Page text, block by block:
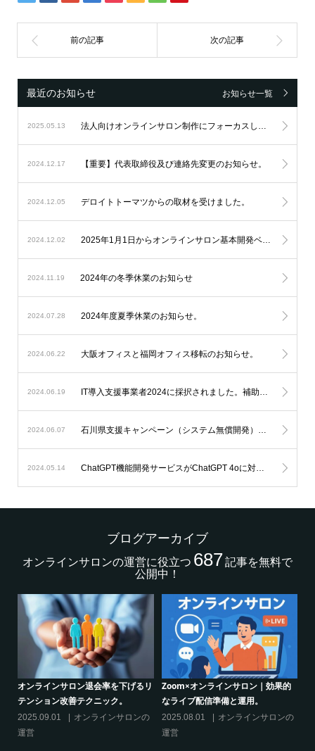
最近のお知らせ お知らせ一覧
2025.05.13 法人向けオンラインサロン制作にフォーカスし続け、設立6周年を迎えました。
2024.12.17 【重要】代表取締役及び連絡先変更のお知らせ。
2024.12.05 デロイトトーマツからの取材を受けました。
2024.12.02 2025年1月1日からオンラインサロン基本開発ベースシステムの料金改定を実施します。
2024.11.19 2024年の冬季休業のお知らせ
2024.07.28 2024年度夏季休業のお知らせ。
2024.06.22 大阪オフィスと福岡オフィス移転のお知らせ。
2024.06.19 IT導入支援事業者2024に採択されました。補助金を利用したオンラインサロン開発が可能になります。
2024.06.07 石川県支援キャンペーン（システム無償開発）延長のお知らせ。
2024.05.14 ChatGPT機能開発サービスがChatGPT 4oに対応します。
ブログアーカイブ
オンラインサロンの運営に役立つ 687記事を無料で
公開中！
オンラインサロン退会率を下げるリ
テンション改善テクニック。
2025.09.01
オンラインサロンの
運営
Zoom×オンラインサロン｜効果的
なライブ配信準備と運用。
2025.08.01
オンラインサロンの
運営